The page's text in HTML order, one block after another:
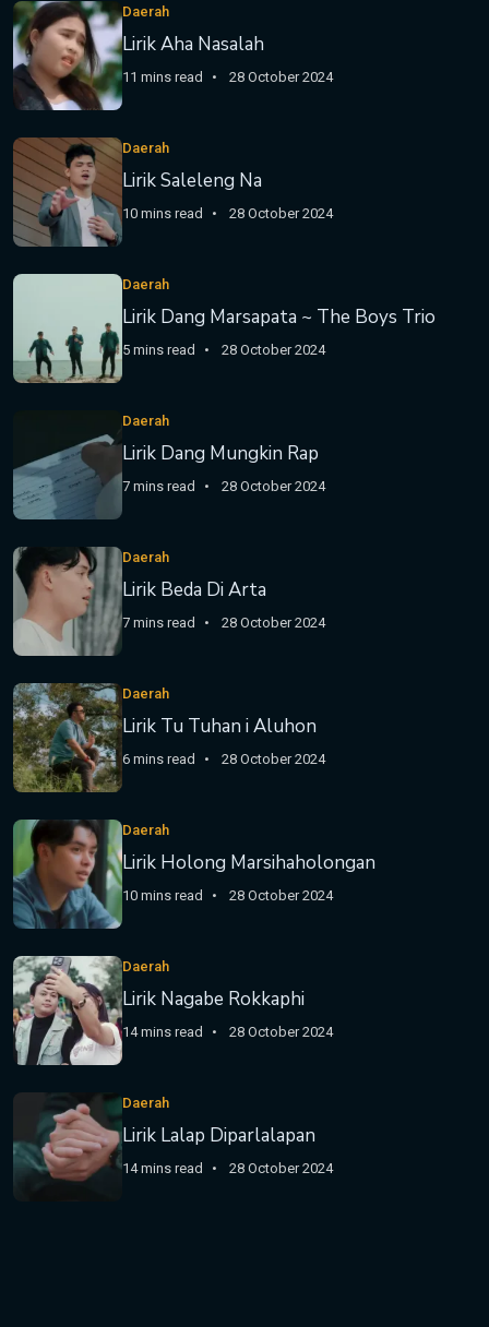
Daerah
Lirik Aha Nasalah
11 mins read 28 October 2024
Daerah
Lirik Saleleng Na
10 mins read 28 October 2024
Daerah
Lirik Dang Marsapata ~ The Boys Trio
5 mins read 28 October 2024
Daerah
Lirik Dang Mungkin Rap
7 mins read 28 October 2024
Daerah
Lirik Beda Di Arta
7 mins read 28 October 2024
Daerah
Lirik Tu Tuhan i Aluhon
6 mins read 28 October 2024
Daerah
Lirik Holong Marsihaholongan
10 mins read 28 October 2024
Daerah
Lirik Nagabe Rokkaphi
14 mins read 28 October 2024
Daerah
Lirik Lalap Diparlalapan
14 mins read 28 October 2024